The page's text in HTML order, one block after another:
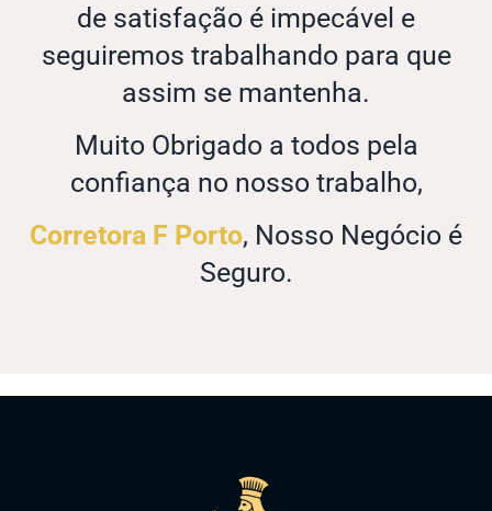
de satisfação é impecável e
seguiremos trabalhando para que
assim se mantenha.
Muito Obrigado a todos pela
confiança no nosso trabalho,
Corretora F Porto, Nosso Negócio é
Seguro.